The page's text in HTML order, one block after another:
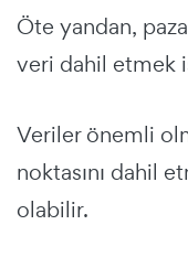
Öte yandan,
veri dahil etmek
Veriler önemli
noktasını dahil
olabilir.